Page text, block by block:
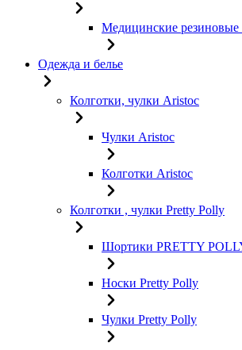
Медицинские резиновые
Одежда и белье
Колготки, чулки Aristoc
Чулки Aristoc
Колготки Aristoc
Колготки , чулки Pretty Polly
Шортики PRETTY
Носки Pretty Polly
Чулки Pretty Polly